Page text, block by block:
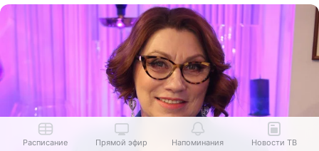
Расписание Прямой эфир Напоминания Новости ТВ